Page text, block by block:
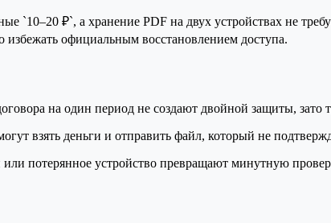
`10–20 ₽`, а хранение PDF на двух устройствах не
избежать официальным восстановлением доступа.
на один период не создают двойной защиты, зато
взять деньги и отправить файл, который не
или потерянное устройство превращают минутную